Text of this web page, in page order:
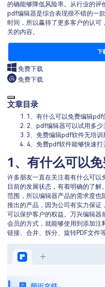
的确能够降低风险率。从行业的
pdf编辑器是综合表现很不错的一
时间，所以赢得了更多客户的认可
关的内容。
下
免费下载
免费下载
文章目录
1、有什么可以免费编辑pdf
2、pdf编辑器可以试用多少
3、免费编辑pdf软件无培训
4、免费pdf软件能够快速打
1、有什么可以
许多朋友一直在关注着有什么可
目前的发展状态，有着明确的了
范围，所以编辑器产品的需求度也
推出的产品，因为公司有实力保证
可以保护客户的权益。万兴编辑器
会员的方式，就能够使用到添加注
链接、合并、拆分、旋转PDF文件